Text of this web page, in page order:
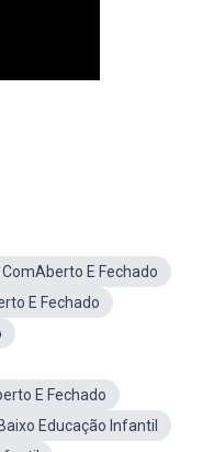
E Fechado
E Fechado
E Fechado
Educação Infantil